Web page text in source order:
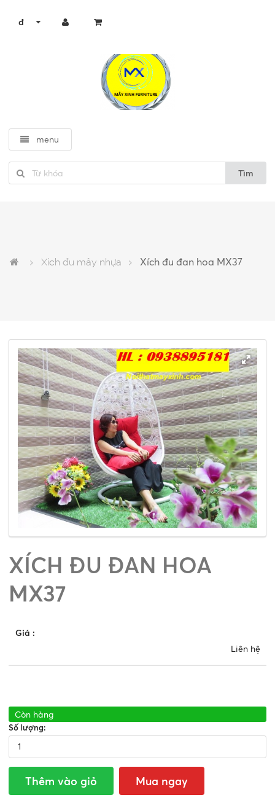
đ
menu
Tìm
Xích đu mây nhựa Xích đu đan hoa MX37
XÍCH ĐU ĐAN HOA
MX37
Giá :
Liên hệ
Còn hàng
Số lượng:
Thêm vào giỏ Mua ngay